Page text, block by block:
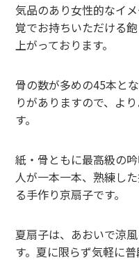
気品のあり女性的なイ
覚でお持ちいただける
上がっております。
骨の数が多めの45本と
りがありますので、よ
す。
紙・骨ともに最高級の
人が一本一本、熟練し
る手作り京扇子です。
夏扇子は、あおいで涼
す。夏に限らず気軽に普